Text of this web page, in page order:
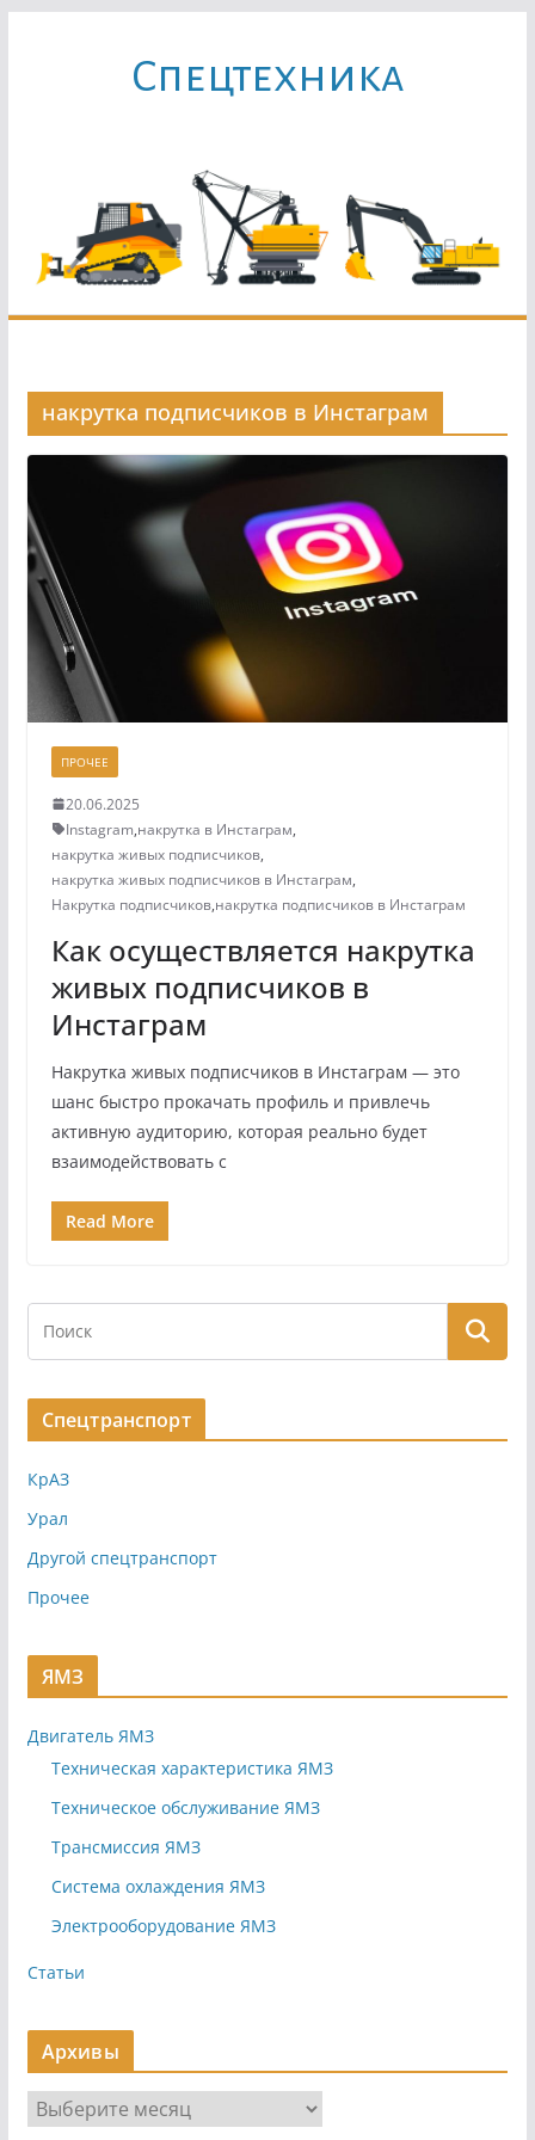
содержимомуCпецтехника
накрутка подписчиков в Инстаграм
ПРОЧЕЕ
20.06.2025
Instagram,накрутка в Инстаграм,
накрутка живых подписчиков,
накрутка живых подписчиков в Инстаграм,
Накрутка подписчиков,накрутка подписчиков в Инстаграм
Как осуществляется накрутка
живых подписчиков в
Инстаграм
Накрутка живых подписчиков в Инстаграм — это
шанс быстро прокачать профиль и привлечь
активную аудиторию, которая реально будет
взаимодействовать с
Read More
Спецтранспорт
КрАЗ
Урал
Другой спецтранспорт
Прочее
ЯМЗ
Двигатель ЯМЗ
Техническая характеристика ЯМЗ
Техническое обслуживание ЯМЗ
Трансмиссия ЯМЗ
Система охлаждения ЯМЗ
Электрооборудование ЯМЗ
Статьи
Архивы
р